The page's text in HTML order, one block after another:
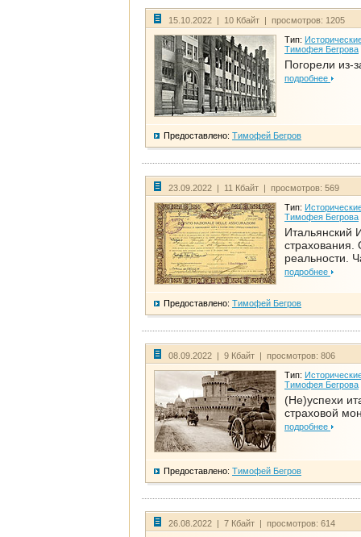
15.10.2022 | 10 Кбайт | просмотров: 1205
Тип:
Тимофея Бегрова
Погорели из-
подробнее
Предоставлено: Тимофей Бегров
23.09.2022 | 11 Кбайт | просмотров: 569
Тип:
Тимофея Бегрова
Итальянский
страхования.
реальности.
подробнее
Предоставлено: Тимофей Бегров
08.09.2022 | 9 Кбайт | просмотров: 806
Тип:
Тимофея Бегрова
(Не)успехи
страховой
подробнее
Предоставлено: Тимофей Бегров
26.08.2022 | 7 Кбайт | просмотров: 614